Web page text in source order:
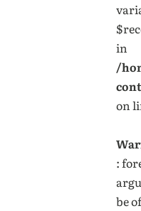
in
/
on
:
be